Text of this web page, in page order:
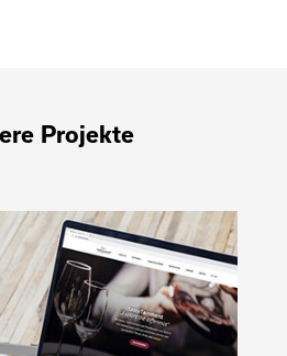
Projekte